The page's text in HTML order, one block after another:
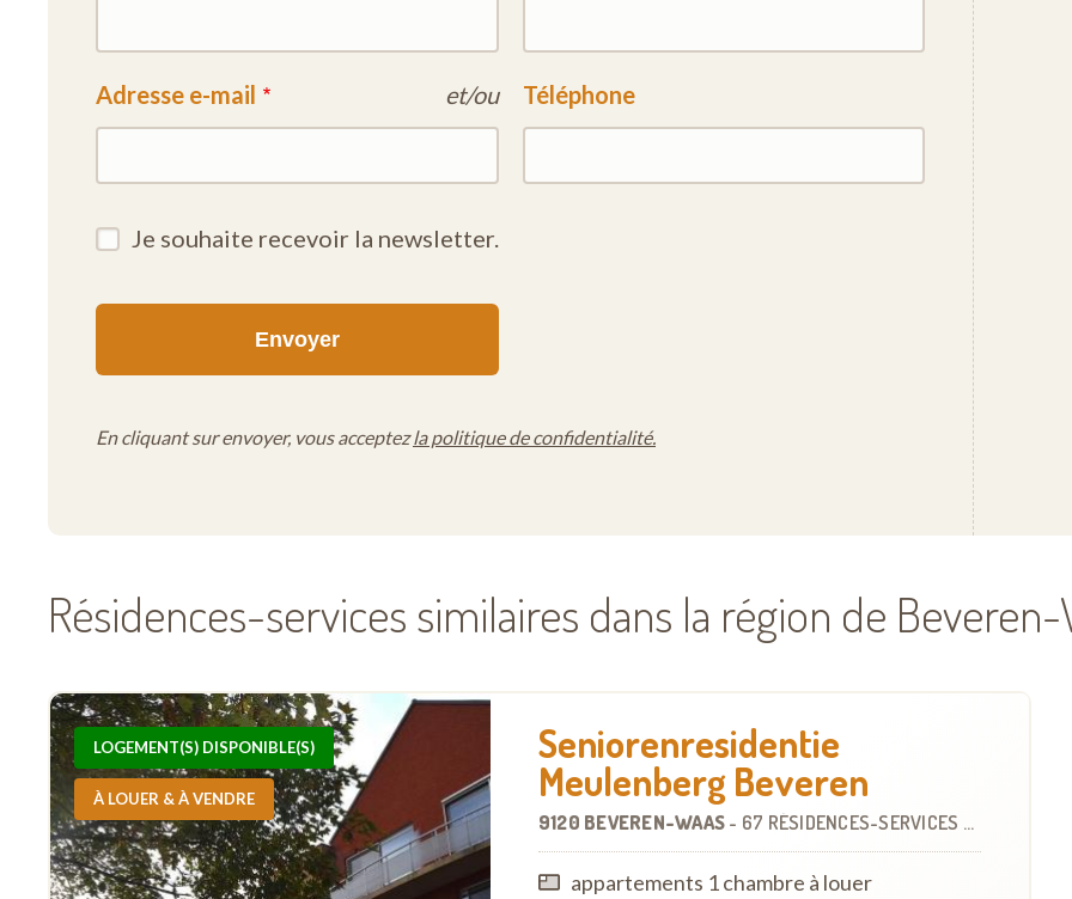
Adresse e-mail et/ou Téléphone
Je souhaite recevoir la newsletter.
En cliquant sur envoyer, vous acceptezla politique de confidentialité.
Résidences-services similaires dans la région de Beveren-
LOGEMENT(S) DISPONIBLE(S)
À LOUER & À VENDRE
Seniorenresidentie
Meulenberg Beveren
9120 BEVEREN-WAAS - 67 RÉSIDENCES-SERVICES À
appartements 1 chambre à louer